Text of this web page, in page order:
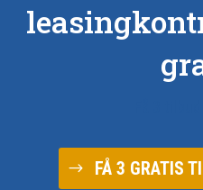
FÅ 3 GRATIS